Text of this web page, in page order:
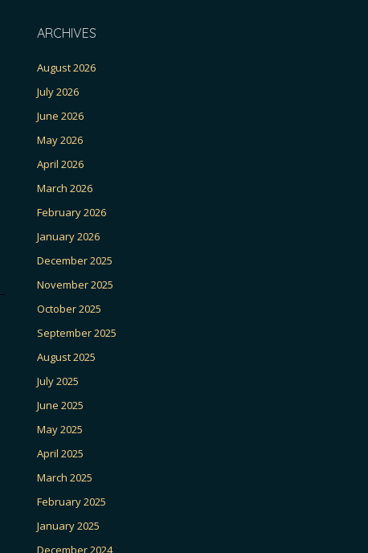
ARCHIVES
August 2026
July 2026
June 2026
May 2026
April 2026
March 2026
February 2026
January 2026
December 2025
November 2025
October 2025
September 2025
August 2025
July 2025
June 2025
May 2025
April 2025
March 2025
February 2025
January 2025
December 2024